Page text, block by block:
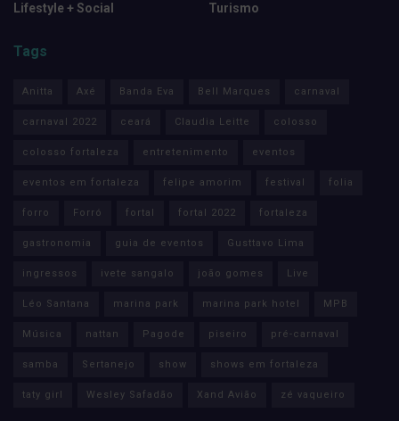
Lifestyle + Social
Turismo
Tags
Anitta Axé Banda Eva Bell Marques carnaval
carnaval 2022 ceará Claudia Leitte colosso
colosso fortaleza entretenimento eventos
eventos em fortaleza felipe amorim festival folia
forro Forró fortal fortal 2022 fortaleza
gastronomia guia de eventos Gusttavo Lima
ingressos ivete sangalo joão gomes Live
Léo Santana marina park marina park hotel MPB
Música nattan Pagode piseiro pré-carnaval
samba Sertanejo show shows em fortaleza
taty girl Wesley Safadão Xand Avião zé vaqueiro